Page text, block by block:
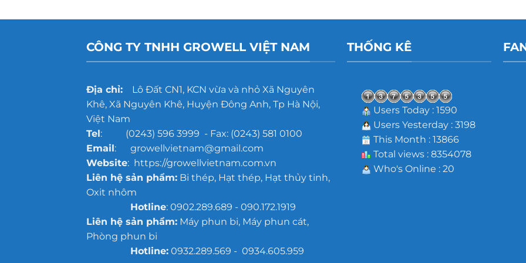
CÔNG TY TNHH GROWELL VIỆT NAM
Địa chỉ:Lô Đất CN1, KCN vừa và nhỏ Xã Nguyên
Khê, Xã Nguyên Khê, Huyện Đông Anh, Tp Hà Nội,
Việt Nam
Tel: (0243) 596 3999 - Fax: (0243) 581 0100
Email: growellvietnam@gmail.com
Website: https://growellvietnam.com.vn
Liên hệ sản phẩm:Bi thép, Hạt thép, Hạt thủy tinh,
Oxit nhôm
Hotline: 0902.289.689 - 090.172.1919
Liên hệ sản phẩm:Máy phun bi, Máy phun cát,
Phòng phun bi
Hotline:0932.289.569 - 0934.605.959
THỐNG KÊ
Users Today : 1590
Users Yesterday : 3198
This Month : 13866
Total views : 8354078
Who's Online : 20